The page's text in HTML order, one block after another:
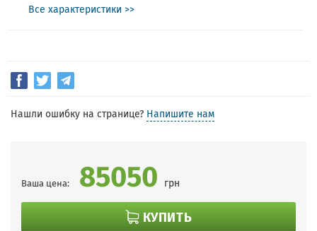
Все характеристики >>
Нашли ошибку на странице? Напишите нам
Ваша цена: 85050 грн
КУПИТЬ